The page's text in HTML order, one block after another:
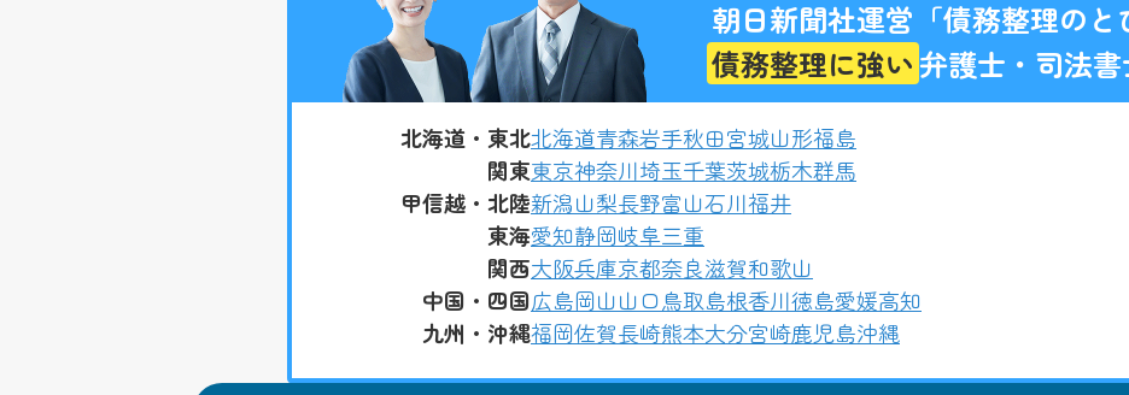
朝日新聞社運営「債務整理のと
債務整理に強い 弁護士・司法
北海道・東北北海道青森岩手秋田宮城山形福島
関東東京神奈川埼玉千葉茨城栃木群馬
甲信越・北陸新潟山梨長野富山石川福井
東海愛知静岡岐阜三重
関西大阪兵庫京都奈良滋賀和歌山
中国・四国広島岡山山口鳥取島根香川徳島愛媛高知
九州・沖縄福岡佐賀長崎熊本大分宮崎鹿児島沖縄